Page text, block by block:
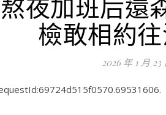
檢敢相約
2026 年 1 月 23